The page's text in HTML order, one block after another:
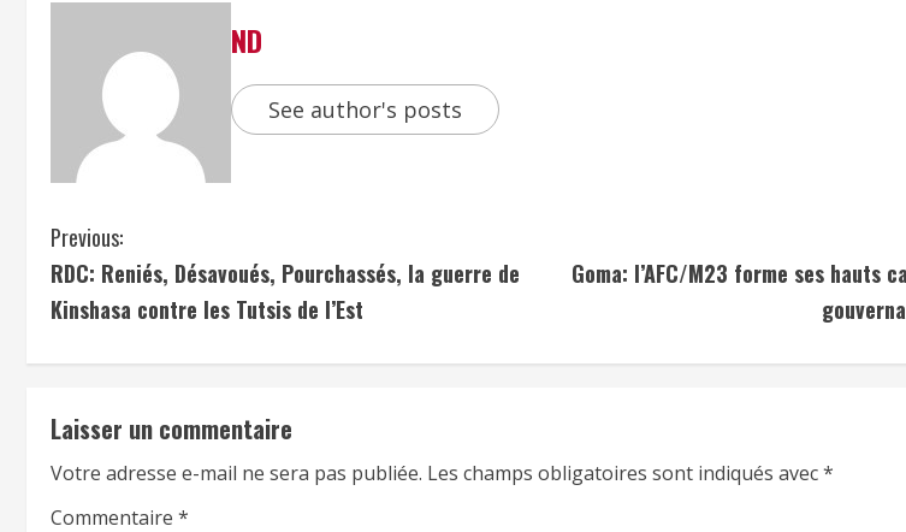
ND
See author's posts
Previous:
RDC: Reniés, Désavoués, Pourchassés, la guerre de
Kinshasa contre les Tutsis de l’Est
Goma: l’AFC/M23 forme ses hauts
Laisser un commentaire
Votre adresse e-mail ne sera pas publiée. Les champs obligatoires sont indiqués avec*
Commentaire *